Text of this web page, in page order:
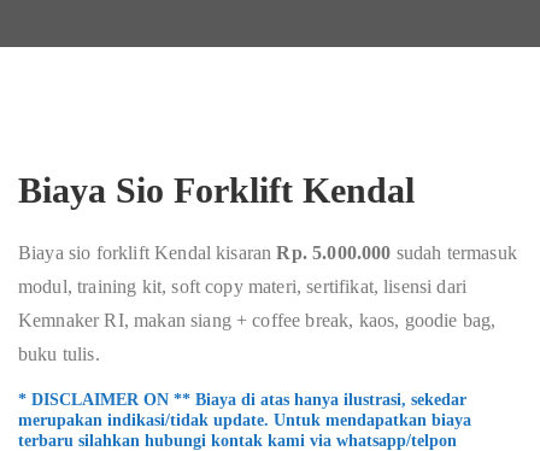
Biaya Sio Forklift Kendal
Biaya sio forklift Kendal kisaranRp. 5.000.000 sudah termasuk
modul, training kit, soft copy materi, sertifikat, lisensi dari
Kemnaker RI, makan siang + coffee break, kaos, goodie bag,
buku tulis.
* DISCLAIMER ON ** Biaya di atas hanya ilustrasi, sekedar
merupakan indikasi/tidak update. Untuk mendapatkan biaya
terbaru silahkan hubungi kontak kami via whatsapp/telpon